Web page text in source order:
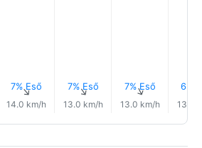
7% Eső
↑
14.0 km/h
7% Eső
↑
13.0 km/h
7% Eső
↑
13.0 km/h
6%
13.0